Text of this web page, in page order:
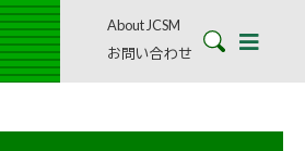
About JCSM
お問い合わせ